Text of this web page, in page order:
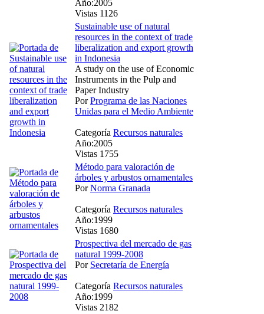
Año:2005
Vistas 1126
Sustainable use of natural
resources in the context of trade
liberalization and export growth
in Indonesia
A study on the use of Economic
Instruments in the Pulp and
Paper Industry
PorPrograma de las Naciones
Unidas para el Medio Ambiente
Categoría Recursos naturales
Año:2005
Vistas 1755
Método para valoración de
árboles y arbustos ornamentales
PorNorma Granada
Categoría Recursos naturales
Año:1999
Vistas 1680
Prospectiva del mercado de gas
natural 1999-2008
Por Secretaría de Energía
Categoría Recursos naturales
Año:1999
Vistas 2182